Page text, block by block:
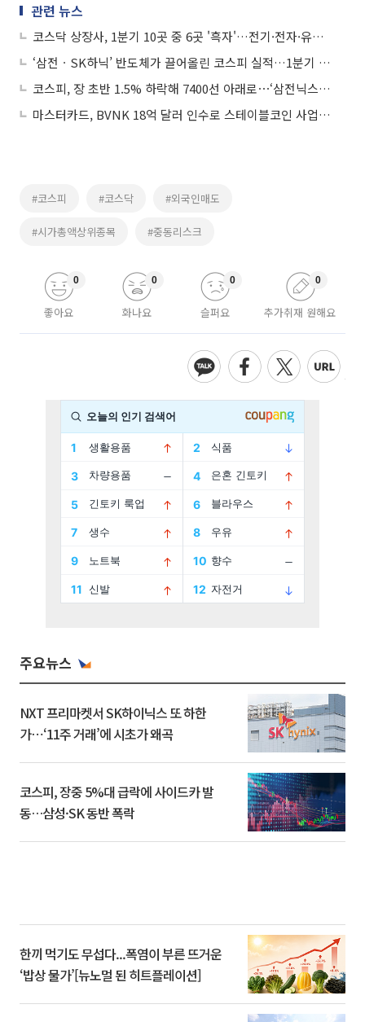
관련 뉴스
코스닥 상장사, 1분기 10곳 중 6곳 '흑자'…전기·전자·유통이 견인
‘삼전ㆍSK하닉’ 반도체가 끌어올린 코스피 실적…1분기 연결 영업익 176% 급증
코스피, 장 초반 1.5% 하락해 7400선 아래로⋯‘삼전닉스’ 약세
마스터카드, BVNK 18억 달러 인수로 스테이블코인 사업 본격 확장
#코스피 #코스닥 #외국인매도
#시가총액상위종목 #중동리스크
좋아요
0
화나요
0
슬퍼요
0
추가취재 원해요
0
주요뉴스
NXT 프리마켓서 SK하이닉스 또 하한
가⋯‘11주 거래’에 시초가 왜곡
코스피, 장중 5%대 급락에 사이드카 발
동…삼성·SK 동반 폭락
한끼 먹기도 무섭다...폭염이 부른 뜨거운
‘밥상 물가’[뉴노멀 된 히트플레이션]